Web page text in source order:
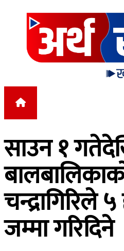
Skip to content
साउन १
चन्द्रागिरिले
जम्मा गरिदिने